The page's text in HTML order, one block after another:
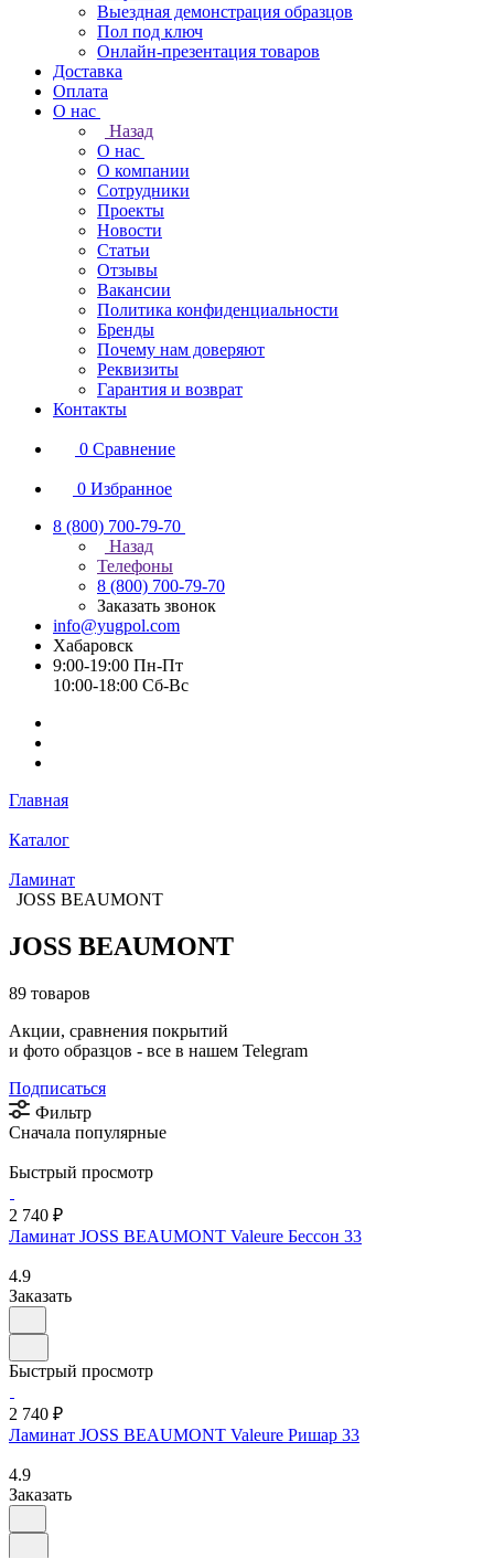
Выездная демонстрация образцов
Пол под ключ
Онлайн-презентация товаров
Доставка
Оплата
О нас
Назад
О нас
О компании
Сотрудники
Проекты
Новости
Статьи
Отзывы
Вакансии
Политика конфиденциальности
Бренды
Почему нам доверяют
Реквизиты
Гарантия и возврат
Контакты
0 Сравнение
0 Избранное
8 (800) 700-79-70
Назад
Телефоны
8 (800) 700-79-70
Заказать звонок
info@yugpol.com
Хабаровск
9:00-19:00 Пн-Пт
10:00-18:00 Cб-Вс
Главная
Каталог
Ламинат
JOSS BEAUMONT
JOSS BEAUMONT
89 товаров
Акции, сравнения покрытий
и фото образцов - все в нашем Telegram
Подписаться
Фильтр
Сначала популярные
Быстрый просмотр
2 740 ₽
Ламинат JOSS BEAUMONT Valeure Бессон 33
4.9
Заказать
Быстрый просмотр
2 740 ₽
Ламинат JOSS BEAUMONT Valeure Ришар 33
4.9
Заказать